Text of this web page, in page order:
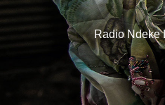
Radio Ndeke